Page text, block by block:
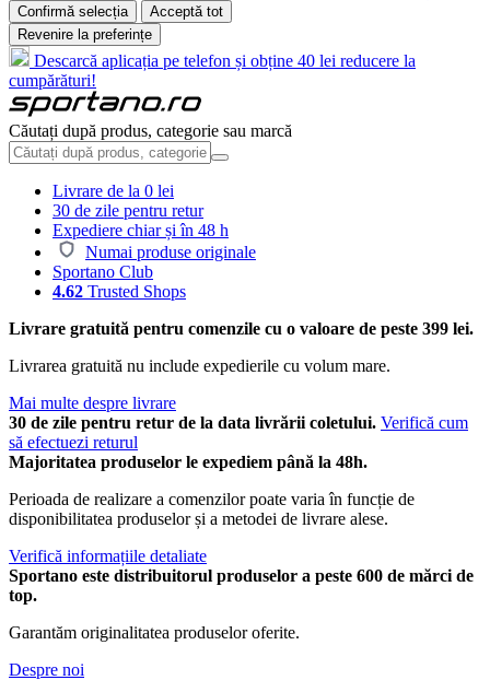
Confirmă selecția
Acceptă tot
Revenire la preferințe
Descarcă aplicația pe telefon și obține 40 lei reducere la
cumpărături!
Căutați după produs, categorie sau marcă
Livrare de la 0 lei
30 de zile pentru retur
Expediere chiar și în 48 h
Numai produse originale
Sportano Club
4.62 Trusted Shops
Livrare gratuită pentru comenzile cu o valoare de peste 399 lei.
Livrarea gratuită nu include expedierile cu volum mare.
Mai multe despre livrare
30 de zile pentru retur de la data livrării coletului. Verifică cum
să efectuezi returul
Majoritatea produselor le expediem până la 48h.
Perioada de realizare a comenzilor poate varia în funcție de
disponibilitatea produselor și a metodei de livrare alese.
Verifică informațiile detaliate
Sportano este distribuitorul produselor a peste 600 de mărci de
top.
Garantăm originalitatea produselor oferite.
Despre noi